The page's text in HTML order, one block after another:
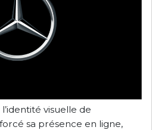
visuelle de
sa présence en ligne,